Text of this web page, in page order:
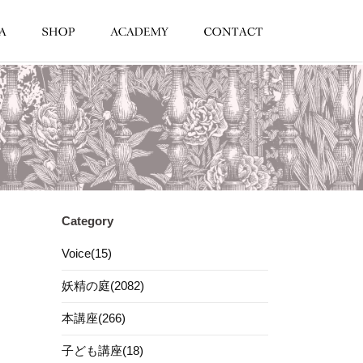
Category
Voice(15)
妖精の庭(2082)
本講座(266)
子ども講座(18)